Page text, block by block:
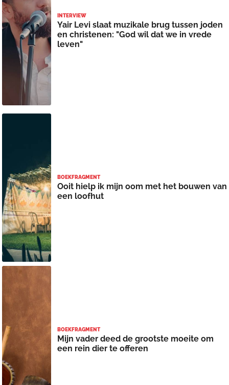
INTERVIEW
Yair Levi slaat muzikale brug tussen joden
en christenen: "God wil dat we in vrede
leven"
BOEKFRAGMENT
Ooit hielp ik mijn oom met het bouwen van
een loofhut
BOEKFRAGMENT
Mijn vader deed de grootste moeite om
een rein dier te offeren